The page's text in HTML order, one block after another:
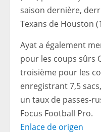
saison dernière,
Texans de Houston
Ayat a également
pour les coups sûrs
troisième pour les
enregistrant 7,5
un taux de passes-
Focus Football Pro.
Enlace de origen